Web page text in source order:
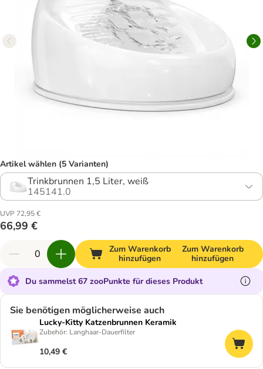
Artikel wählen (5 Varianten)
Trinkbrunnen 1,5 Liter, weiß
145141.0
UVP 72,95 €
66,99 €
Zum Warenkorb
hinzufügen
Zum Warenkorb
hinzufügen
Du sammelst 67 zooPunkte für dieses Produkt
Sie benötigen möglicherweise auch
Lucky-Kitty Katzenbrunnen Keramik
Zubehör: Langhaar-Dauerfilter
10,49 €